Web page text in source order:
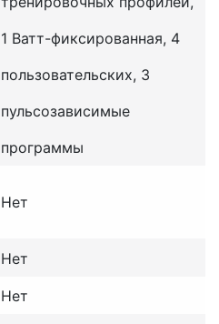
1 Ватт-фиксированная, 4
пользовательских, 3
пульсозависимые
программы
Нет
Нет
Нет